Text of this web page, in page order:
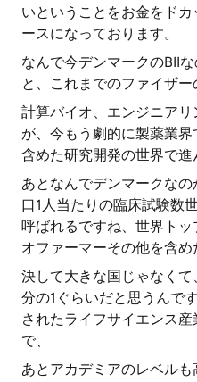
いということをお金をド
ースになっております。
なんで今デンマークのBII
と、これまでのファイザー
計算バイオ、エンジニア
が、今もう劇的に製薬業
含めた研究開発の世界で進
あとなんでデンマークな
口1人当たりの臨床試験数
呼ばれるですね、世界ト
オファーマーその他を含め
決して大きな国じゃなく
分の1ぐらいだと思うんで
されたライフサイエンス
で、
あとアカデミアのレベル